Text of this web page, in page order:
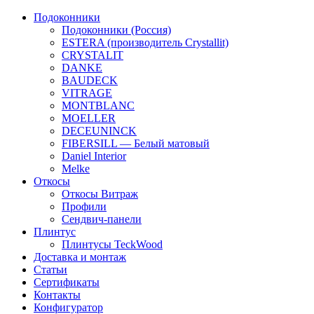
Подоконники
Подоконники (Россия)
ESTERA (производитель Crystallit)
CRYSTALIT
DANKE
BAUDECK
VITRAGE
MONTBLANC
MOELLER
DECEUNINCK
FIBERSILL — Белый матовый
Daniel Interior
Melke
Откосы
Откосы Витраж
Профили
Сендвич-панели
Плинтус
Плинтусы TeckWood
Доставка и монтаж
Статьи
Сертификаты
Контакты
Конфигуратор